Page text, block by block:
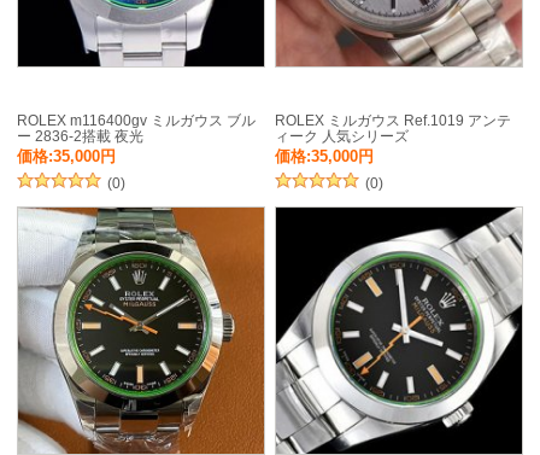
ROLEX m116400gv ミルガウス ブル
ー 2836-2搭載 夜光
価格:35,000円
(0)
ROLEX ミルガウス Ref.1019 アンテ
ィーク 人気シリーズ
価格:35,000円
(0)